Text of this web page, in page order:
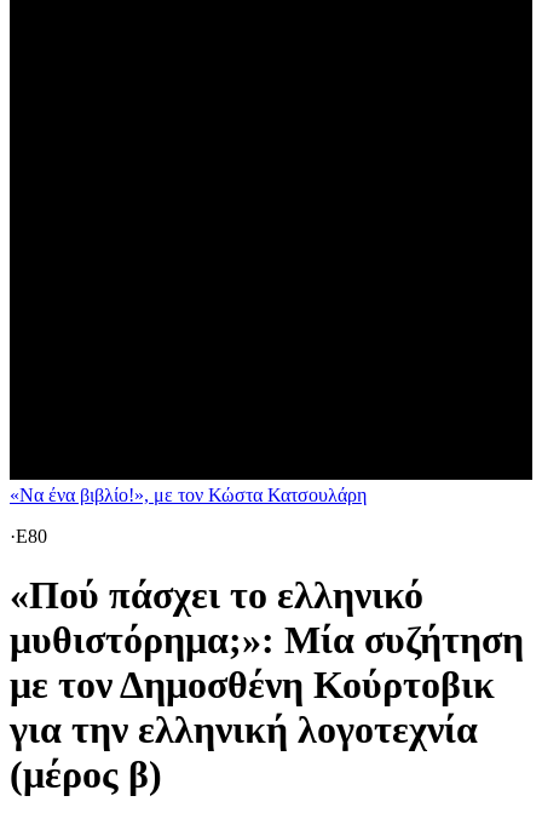
«Να ένα βιβλίο!», με τον Κώστα Κατσουλάρη
·E80
«Πού πάσχει το ελληνικό
μυθιστόρημα;»: Μία συζήτηση
με τον Δημοσθένη Κούρτοβικ
για την ελληνική λογοτεχνία
(μέρος β)